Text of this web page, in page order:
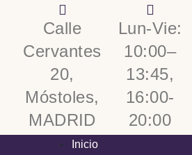
Calle
Cervantes
20,
Móstoles,
MADRID
Lun-Vie:
10:00–
13:45,
16:00-
20:00
Inicio